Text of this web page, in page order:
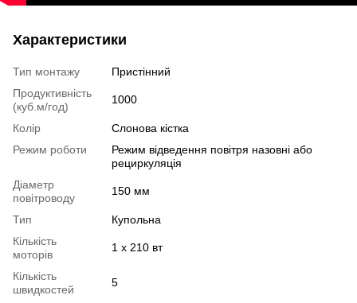
Характеристики
Тип монтажу
Пристінний
Продуктивність
(куб.м/год)
1000
Колір
Слонова кістка
Режим роботи
Режим відведення повітря назовні або
рециркуляція
Діаметр
повітроводу
150 мм
Тип
Купольна
Кількість
моторів
1 x 210 вт
Кількість
швидкостей
5